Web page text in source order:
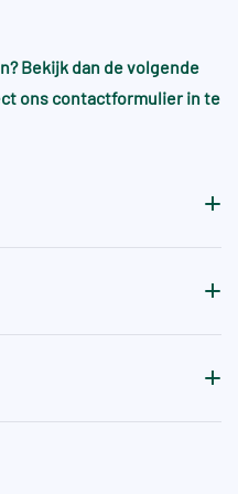
daardoor niet
gewenste
ruimtes,
gelden vaak
+B, die specifiek
Bekijk dan de volgende
ons contactformulier in te